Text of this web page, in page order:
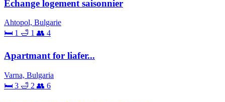
Echange logement saisonnier
Ahtopol, Bulgarie
🛏 1 🛁 1 👥 4
Apartmant for liafer...
Varna, Bulgaria
🛏 3 🛁 2 👥 6